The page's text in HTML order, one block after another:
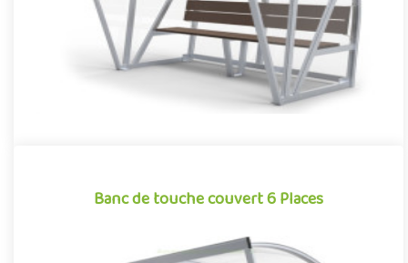
Banc de touche couvert 6 Places